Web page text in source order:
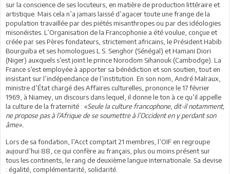
sur la conscience de ses locuteurs, en matière de production littéraire et
artistique. Mais cela n’a jamais laissé d’agacer toute une frange de la
population travaillée par des piétés misanthropes ou par des idéologies
misonéistes. L’Organisation de la Francophonie a été voulue, conçue et
créée par ses Pères fondateurs, strictement africains, le Président Habib
Bourguiba et ses homologues L.S. Senghor (Sénégal) et Hamani Diori
(Niger) auxquels s’est joint le prince Norodom Sihanouk (Cambodge). La
France s’est employée à apporter sa bénédiction et son soutien, tout en
insistant sur l’indépendance de l’institution. En son nom, André Malraux,
ministre d’État chargé des Affaires culturelles, prononce le 17 février
1969, à Niamey, un discours dans lequel, il donne le ton à ce qu’il appelle
la culture de la fraternité : «Seule la culture francophone, dit-il notamment,
ne propose pas à l’Afrique de se soumettre à l’Occident en y perdant son
âme».
Lors de sa fondation, l’Acct comptait 21 membres, l’OIF en regroupe
aujourd’hui 88, ce qui confère au français, plus ou moins présent sur
tous les continents, le rang de deuxième langue internationale. Sa devise
: égalité, complémentarité, solidarité.